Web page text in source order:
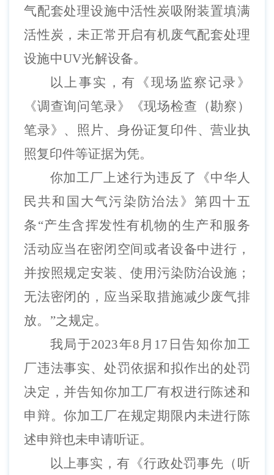
气配套处理设施中活性炭吸附装置填满
活性炭，未正常开启有机废气配套处理
设施中UV光解设备。
以上事实，有《现场监察记录》
《调查询问笔录》《现场检查（勘察）
笔录》、照片、身份证复印件、营业执
照复印件等证据为凭。
你加工厂上述行为违反了《中华人
民共和国大气污染防治法》第 四十五
条“产生含挥发性有机物的生产和服务
活动应当在密闭空间或者设备中进行，
并按照规定安装、使用污染防治设施；
无法密闭的，应当采取措施减少废气排
放。”之规定。
我局于2023年8 月 17 日告知你加工
厂违法事实、处罚依据和拟作出的处罚
决定，并告知你加工厂有权进行陈述和
申辩。你加工厂在规定期限内未进行陈
述申辩也未申请听证。
以上事实，有《行政处罚事先（听